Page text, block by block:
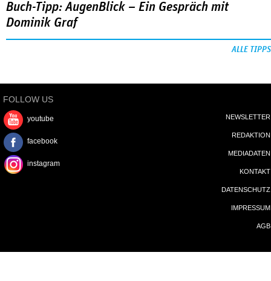
Buch-Tipp: AugenBlick – Ein Gespräch mit
Dominik Graf
ALLE TIPPS
FOLLOW US
youtube
facebook
instagram
NEWSLETTER
REDAKTION
MEDIADATEN
KONTAKT
DATENSCHUTZ
IMPRESSUM
AGB